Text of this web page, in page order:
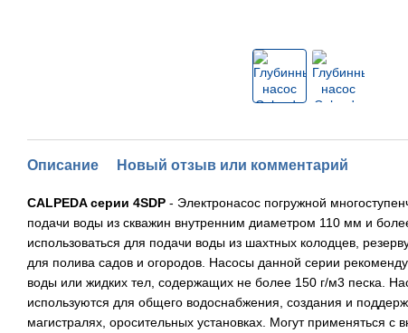
Описание Новый отзыв или комментарий
CALPEDA серии 4SDP - Электронасос погружной
подачи воды из скважин внутренним диаметром 110 мм и
использоваться для подачи воды из шахтных колодцев,
для полива садов и огородов. Насосы данной серии
воды или жидких тел, содержащих не более 150 г/м3 песка.
используются для общего водоснабжения, создания и
магистралях, оросительных установках. Могут применяться с